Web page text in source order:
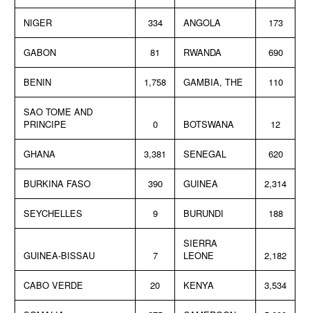
NIGER 334 ANGOLA 173
GABON 81 RWANDA 690
BENIN 1,758 GAMBIA, THE 110
SAO TOME AND
PRINCIPE
0 BOTSWANA 12
GHANA 3,381 SENEGAL 620
BURKINA FASO 390 GUINEA 2,314
SEYCHELLES 9 BURUNDI 188
GUINEA-BISSAU 7
SIERRA
LEONE
2,182
CABO VERDE 20 KENYA 3,534